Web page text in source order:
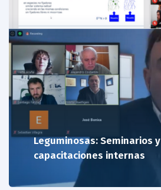
Leguminosas: Seminarios y
capacitaciones internas